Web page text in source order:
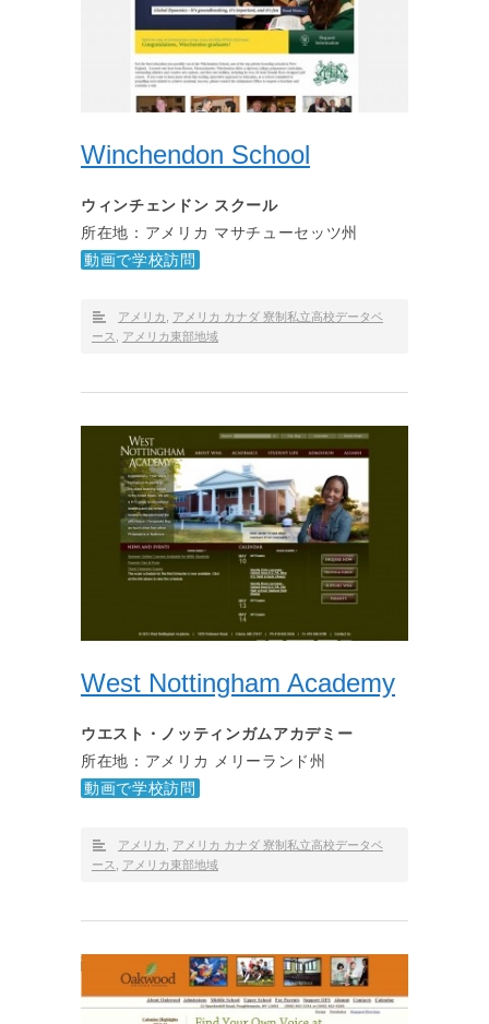
Winchendon School
ウィンチェンドン スクール
所在地：アメリカ マサチューセッツ州
動画で学校訪問
アメリカ
アメリカ カナダ 寮制私立高校データベ
ース
アメリカ東部地域
West Nottingham Academy
ウエスト・ノッティンガムアカデミー
所在地：アメリカ メリーランド州
動画で学校訪問
アメリカ
アメリカ カナダ 寮制私立高校データベ
ース
アメリカ東部地域